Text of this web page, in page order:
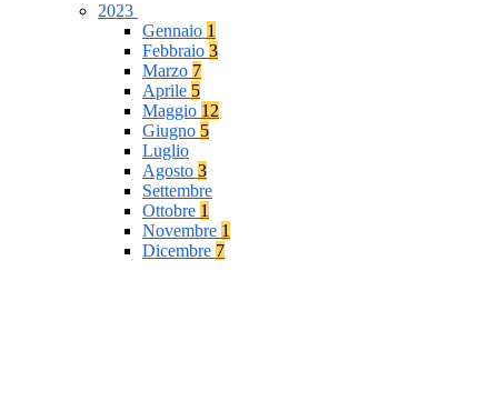
2023
Gennaio 1
Febbraio 3
Marzo 7
Aprile 5
Maggio 12
Giugno 5
Luglio
Agosto 3
Settembre
Ottobre 1
Novembre 1
Dicembre 7